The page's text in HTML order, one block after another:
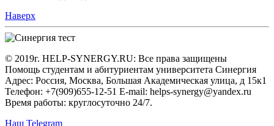
Наверх
© 2019г. HELP-SYNERGY.RU: Все права защищены
Помощь студентам и абитуриентам университета Синергия
Адрес: Россия, Москва, Большая Академическая улица, д 15к1
Телефон: +7(909)655-12-51 E-mail: helps-synergy@yandex.ru
Время работы: круглосуточно 24/7.
Наш Telegram